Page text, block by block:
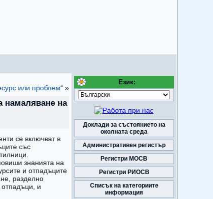
или проблем“ »
намаляване на
се включват в
със
знанията на
и отпадъците
разделно
и
Език:
Доклади за състоянието на
околната среда
Административен регистър
Регистри МОСВ
Регистри РИОСВ
Списък на категориите
информация